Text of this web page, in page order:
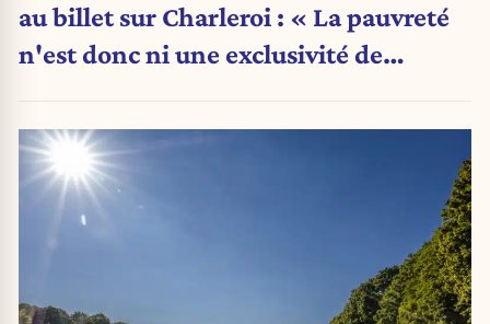
au billet sur Charleroi : « La pauvreté
n'est donc ni une exclusivité de